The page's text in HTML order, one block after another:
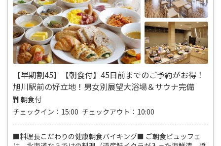
【早期割45】【朝食付】45日前までのご予約がお得！
旭川駅前の好立地！男女別展望大浴場＆サウナ完備
朝食付
チェックイン：15:00 チェックアウト：10:00
■料理長こだわりの健康朝食バイキング■ ご朝食ビュッフェ